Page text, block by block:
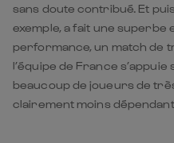
sans doute contribué. Et
exemple, a fait une superbe
performance, un match de
l’équipe de France
beaucoup de joueurs de
clairement moins